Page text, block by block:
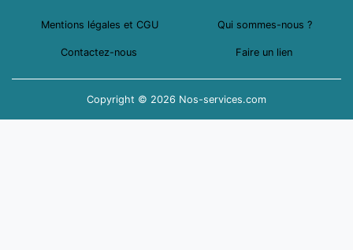
Mentions légales et CGU Qui sommes-nous ?
Contactez-nous Faire un lien
Copyright © 2026 Nos-services.com